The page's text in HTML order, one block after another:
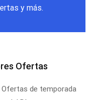
y más.
Ofertas
Ofertas de temporada